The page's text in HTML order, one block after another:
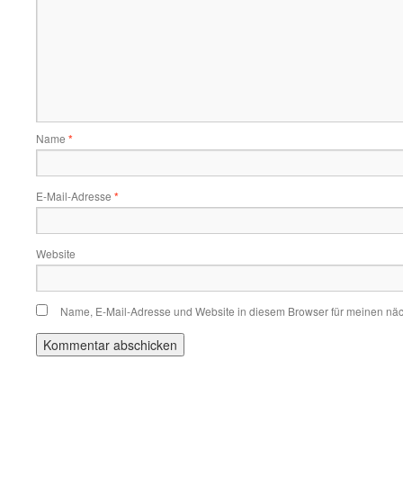
Name *
E-Mail-Adresse *
Website
Name, E-Mail-Adresse und Website in diesem Browser für meinen